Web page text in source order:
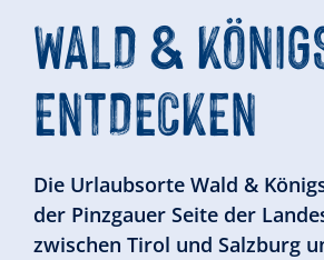
WALD &
ENTDECKEN
Die Urlaubsorte Wald &
der Pinzgauer Seite der
zwischen Tirol und Salzburg